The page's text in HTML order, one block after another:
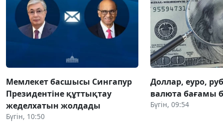
Мемлекет басшысы Сингапур
Президентіне құттықтау
жеделхатын жолдады
Бүгін, 10:50
Доллар, еуро,
валюта бағамы
Бүгін, 09:54